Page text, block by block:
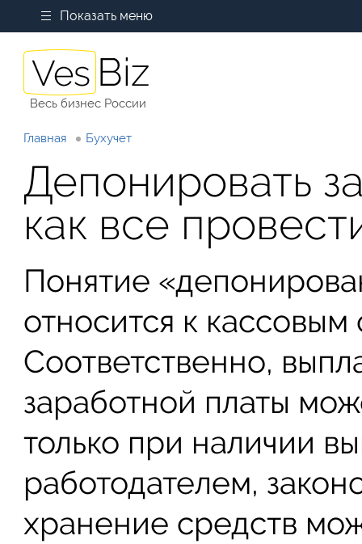
Показать меню
Весь бизнес России
Главная Бухучет
Депонировать
как все
Понятие
относится к
Соответственно,
заработной платы
только при наличии
работодателем,
хранение средств